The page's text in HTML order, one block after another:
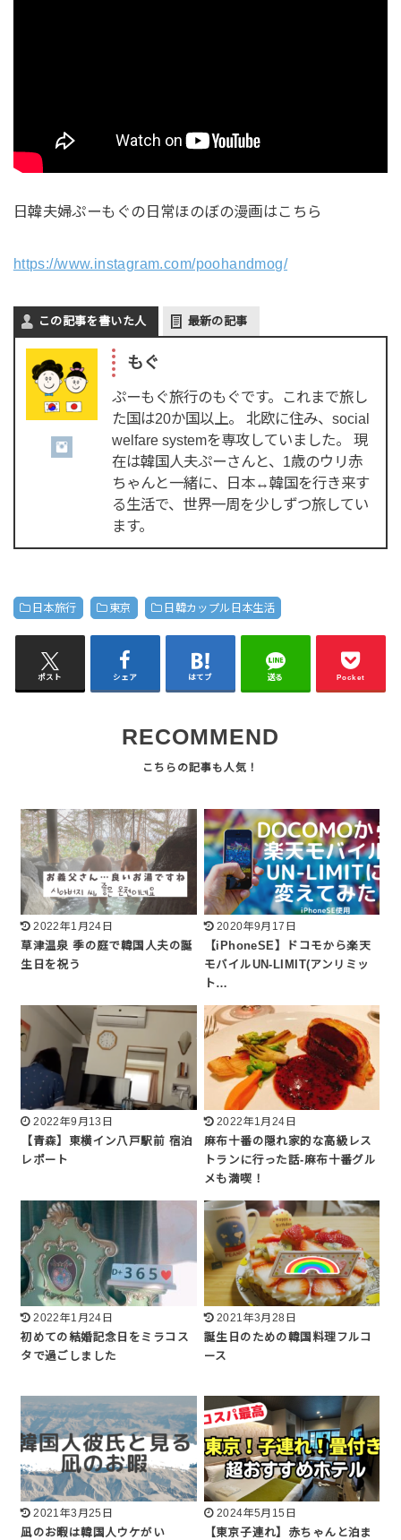
日韓夫婦ぷーもぐの日常ほのぼの漫画はこちら
https://www.instagram.com/poohandmog/
この記事を書いた人 最新の記事
もぐ
ぷーもぐ旅行のもぐです。これまで旅し
た国は20か国以上。 北欧に住み、social
welfare systemを専攻していました。 現
在は韓国人夫ぷーさんと、1歳のウリ赤
ちゃんと一緒に、日本↔韓国を行き来す
る生活で、世界一周を少しずつ旅してい
ます。
日本旅行 東京 日韓カップル日本生活
ポスト シェア はてブ 送る Pocket
RECOMMEND
2022年1月24日
草津温泉 季の庭で韓国人夫の誕
生日を祝う
2020年9月17日
【iPhoneSE】ドコモから楽天
モバイルUN-LIMIT(アンリミッ
ト…
2022年9月13日
【青森】東横イン八戸駅前 宿泊
レポート
2022年1月24日
麻布十番の隠れ家的な高級レス
トランに行った話-麻布十番グル
メも満喫！
2022年1月24日
初めての結婚記念日をミラコス
タで過ごしました
2021年3月28日
誕生日のための韓国料理フルコ
ース
2021年3月25日
凪のお暇は韓国人ウケがい
2024年5月15日
【東京子連れ】赤ちゃんと泊ま